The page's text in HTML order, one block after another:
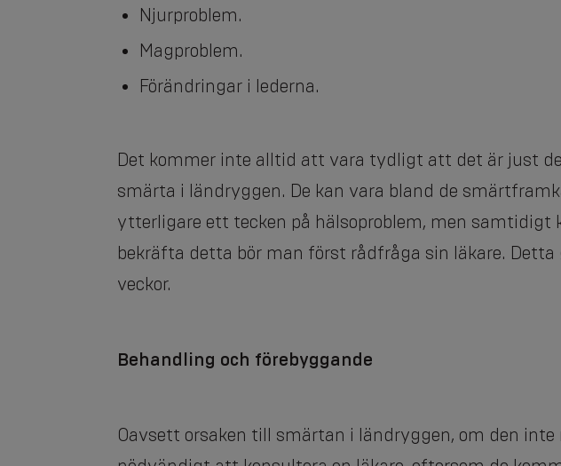
Njurproblem.
Magproblem.
Förändringar i lederna.
Det kommer inte alltid att vara tydligt att det är just
smärta i ländryggen. De kan vara bland de
ytterligare ett tecken på hälsoproblem, men samtidigt
bekräfta detta bör man först rådfråga sin läkare.
veckor.
Behandling och förebyggande
Oavsett orsaken till smärtan i ländryggen, om den